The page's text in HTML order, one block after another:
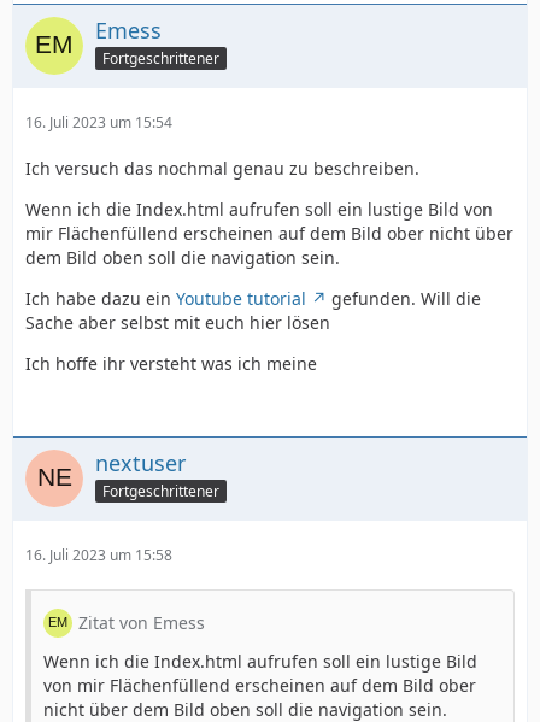
Emess
Fortgeschrittener
16. Juli 2023 um 15:54
Ich versuch das nochmal genau zu beschreiben.
Wenn ich die Index.html aufrufen soll ein lustige Bild von
mir Flächenfüllend erscheinen auf dem Bild ober nicht über
dem Bild oben soll die navigation sein.
Ich habe dazu ein Youtube tutorial
gefunden. Will die
Sache aber selbst mit euch hier lösen
Ich hoffe ihr versteht was ich meine
nextuser
Fortgeschrittener
16. Juli 2023 um 15:58
Zitat von Emess
Wenn ich die Index.html aufrufen soll ein lustige Bild
von mir Flächenfüllend erscheinen auf dem Bild ober
nicht über dem Bild oben soll die navigation sein.